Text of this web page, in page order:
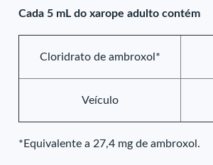
Cada 5 mL do xarope adulto contém
Cloridrato de ambroxol*
Veículo
*Equivalente a 27,4 mg de ambroxol.